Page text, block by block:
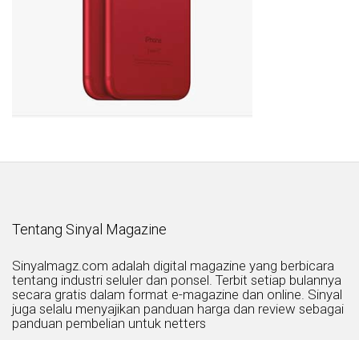
Tentang Sinyal Magazine
Sinyalmagz.com adalah digital magazine yang berbicara
tentang industri seluler dan ponsel. Terbit setiap bulannya
secara gratis dalam format e-magazine dan online. Sinyal
juga selalu menyajikan panduan harga dan review sebagai
panduan pembelian untuk netters